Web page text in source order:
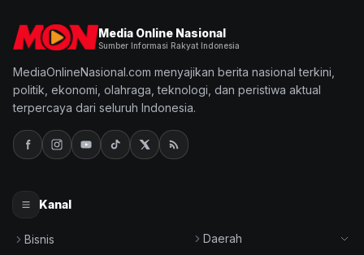
Media Online Nasional
Sumber Informasi Rakyat Indonesia
MediaOnlineNasional.com menyajikan berita nasional terkini,
politik, ekonomi, olahraga, teknologi, dan peristiwa aktual
terpercaya dari seluruh Indonesia.
Kanal
Bisnis
Daerah